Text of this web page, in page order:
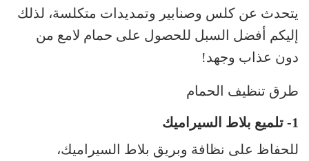
يتحدث عن كلس وصنابير وتمديدات متكلسة، لذلك
إليكم أفضل السبل للحصول على حمام لامع من
دون عذاب وجهد!
طرق تنظيف الحمام
1- تلميع بلاط السيراميك
للحفاظ على نظافة وبريق بلاط السيراميك،